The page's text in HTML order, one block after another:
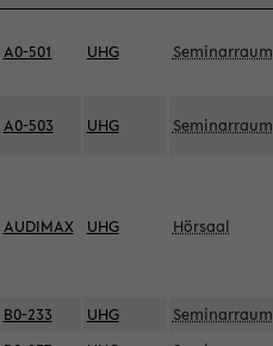
A0-501 UHG Seminarraum
A0-503 UHG Seminarraum
AUDIMAX UHG Hörsaal
B0-233 UHG Seminarraum